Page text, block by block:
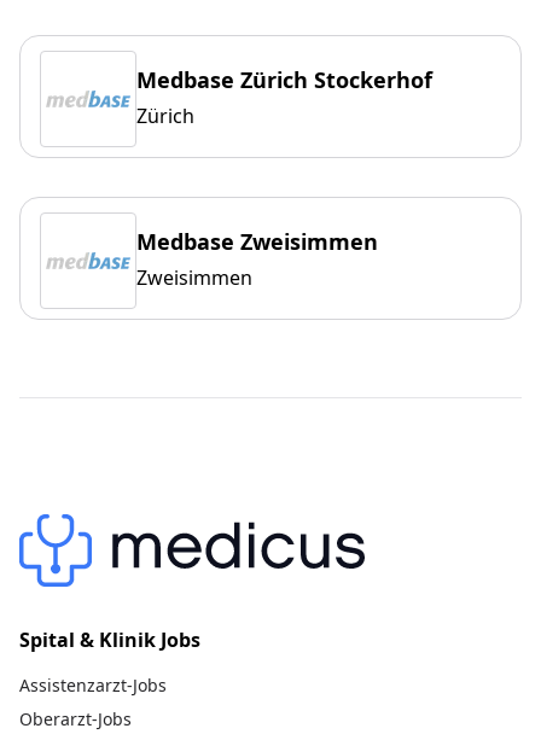
Medbase Zürich Stockerhof
Zürich
Medbase Zweisimmen
Zweisimmen
Spital & Klinik Jobs
Assistenzarzt-Jobs
Oberarzt-Jobs